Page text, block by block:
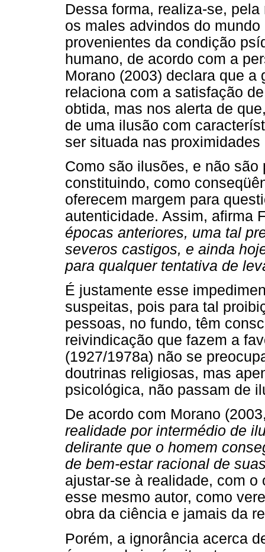
Dessa forma, realiza-se,
os males advindos do
provenientes da condição
humano, de acordo com a
Morano (2003) declara que
relaciona com a satisfação
obtida, mas nos alerta de
de uma ilusão com
ser situada nas
Como são ilusões, e não
constituindo, como
oferecem margem para
autenticidade. Assim, afirma
épocas anteriores, uma tal
severos castigos, e ainda
para qualquer tentativa de
É justamente esse
suspeitas, pois para tal
pessoas, no fundo, têm
reivindicação que fazem a
(1927/1978a) não se
doutrinas religiosas, mas
psicológica, não passam de
De acordo com Morano
realidade por intermédio de
delirante que o homem
de bem-estar racional de
ajustar-se à realidade, com
esse mesmo autor, como
obra da ciência e jamais da
Porém, a ignorância acerca